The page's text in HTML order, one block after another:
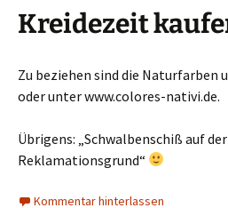
Kreidezeit
Zu beziehen sind die Naturfarben
oder unter www.colores-nativi.de.
Übrigens: „Schwalbenschiß auf
Reklamationsgrund“
Kommentar hinterlassen